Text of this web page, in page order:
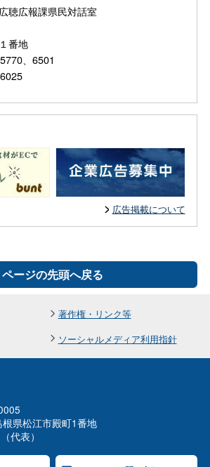
聴広報課県民対話室
１番地
、6501
広告掲載について
ページの先頭へ戻る
著作権・リンク等
ソーシャルメディア利用指針
県松江市殿町1番地
代表）